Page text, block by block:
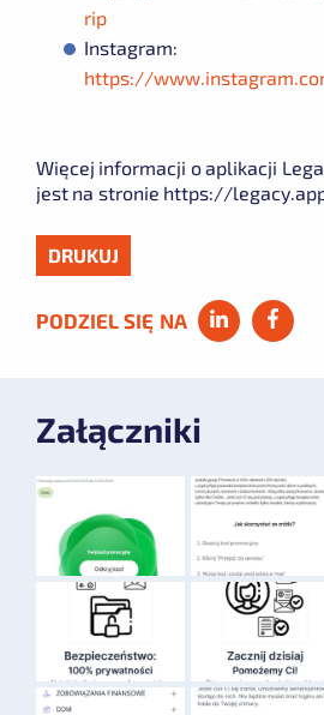
rip
Instagram:
https://
Więcej informacji o aplikacji
jest na stronie https://
DRUKUJ
PODZIEL SIĘ NA
Załączniki